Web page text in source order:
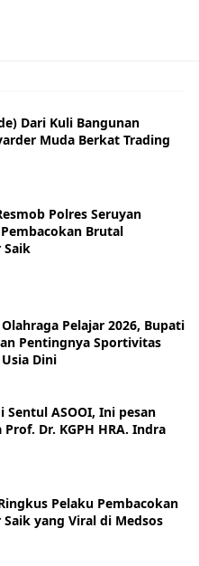
Dari Kuli Bangunan
Muda Berkat Trading
Polres Seruyan
Brutal
Saik
Pelajar 2026, Bupati
Pentingnya Sportivitas
Dini
Sentul ASOOI, Ini pesan
Dr. KGPH HRA. Indra
Pelaku Pembacokan
Saik yang Viral di Medsos